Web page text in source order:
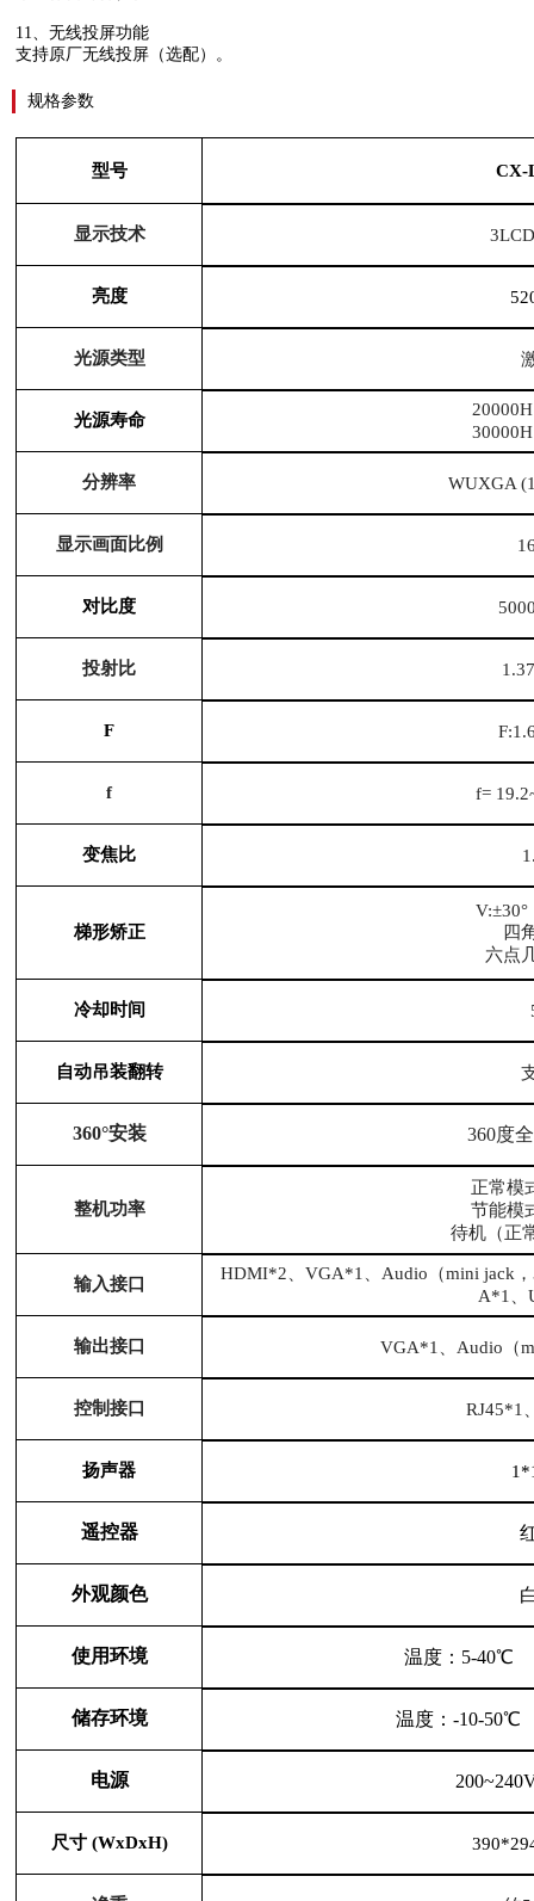
11、无线投屏功能
支持原厂无线投屏 （选配）。
规格参数
型号 CX-
显示技术
亮度
光源类型
光源寿命
分辨率 WUXGA
显示画面比例
对比度
投射比
F
f f=
变焦比
梯形矫正
四
六点
冷却时间
自动吊装翻转
360°安装 360度
整机功率
正常模
节能模
待机（正
输入接口
HDMI*2、VGA*1、Audio（mini jack
A*1、
输出接口 VGA*1、Audio（
控制接口 RJ45*1
扬声器
遥控器
外观颜色
使用环境 温度：5-40℃
储存环境 温度：-10-
电源
尺寸 (WxDxH)